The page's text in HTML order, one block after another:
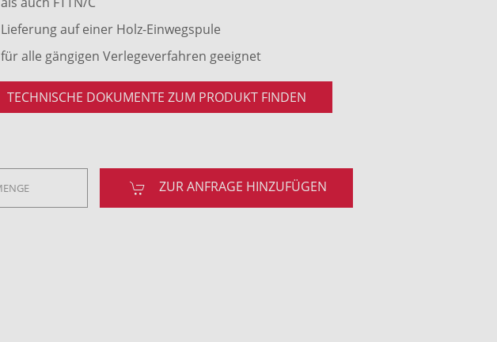
Lieferung auf einer Holz-Einwegspule
für alle gängigen Verlegeverfahren geeignet
TECHNISCHE DOKUMENTE ZUM PRODUKT FINDEN
ZUR ANFRAGE HINZUFÜGEN